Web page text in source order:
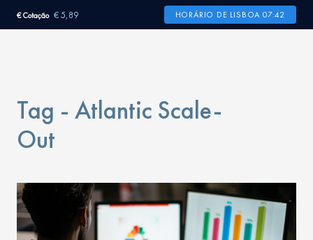
€ Cotação € 5,89 HORÁRIO DE LISBOA 07:42
Tag - Atlantic Scale-
Out